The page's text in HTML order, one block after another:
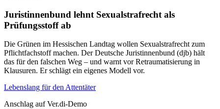
Juristinnenbund lehnt Sexualstrafrecht als
Prüfungsstoff ab
Die Grünen im Hessischen Landtag wollen Sexualstrafrecht zum
Pflichtfachstoff machen. Der Deutsche Juristinnenbund (djb) hält
das für den falschen Weg – und warnt vor Retraumatisierung in
Klausuren. Er schlägt ein eigenes Modell vor.
Lebenslang für den Attentäter
Anschlag auf Ver.di-Demo